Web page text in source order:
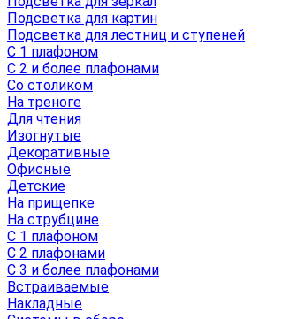
Подсветка для картин
Подсветка для лестниц и ступеней
С 1 плафоном
С 2 и более плафонами
Со столиком
На треноге
Для чтения
Изогнутые
Декоративные
Офисные
Детские
На прищепке
На струбцине
С 1 плафоном
С 2 плафонами
С 3 и более плафонами
Встраиваемые
Накладные